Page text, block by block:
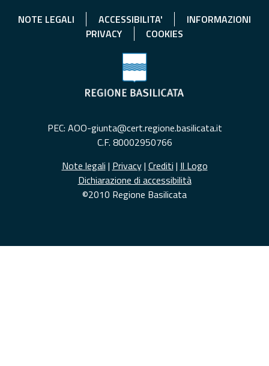
NOTE LEGALI ACCESSIBILITA'
INFORMAZIONI
PRIVACY
COOKIES
PEC: AOO-giunta@cert.regione.basilicata.it
C.F. 80002950766
Note legali | Privacy| Crediti | Il Logo
Dichiarazione di accessibilità
©2010 Regione Basilicata